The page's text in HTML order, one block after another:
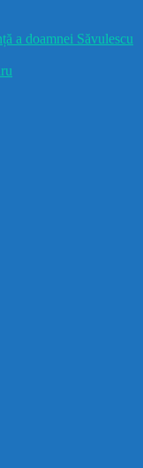
a doamnei Săvulescu